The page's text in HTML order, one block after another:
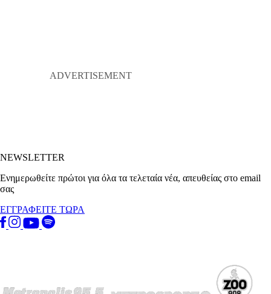
NEWSLETTER
Ενημερωθείτε πρώτοι για όλα τα τελεταία νέα, απευθείας στο email
σας
ΕΓΓΡΑΦΕΙΤΕ ΤΩΡΑ